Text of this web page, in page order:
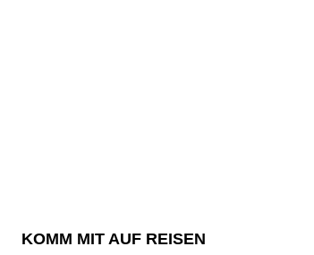
KOMM MIT AUF REISEN